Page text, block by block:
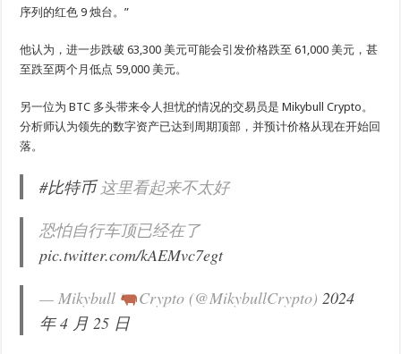
序列的红色 9 烛台。”
他认为，进一步跌破 63,300 美元可能会引发价格跌至 61,000 美元，甚
至跌至两个月低点 59,000 美元。
另一位为 BTC 多头带来令人担忧的情况的交易员是 Mikybull Crypto。
分析师认为领先的数字资产已达到周期顶部，并预计价格从现在开始回
落。
#比特币这里看起来不太好
恐怕自行车顶已经在了
pic.twitter.com/kAEMvc7egt
— Mikybull
Crypto (@MikybullCrypto) 2024
年 4 月 25 日